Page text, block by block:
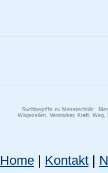
Suchbegriffe zu Messtechnik:
Wägezellen, Verstärker, Kraft,
Home | Kontakt |